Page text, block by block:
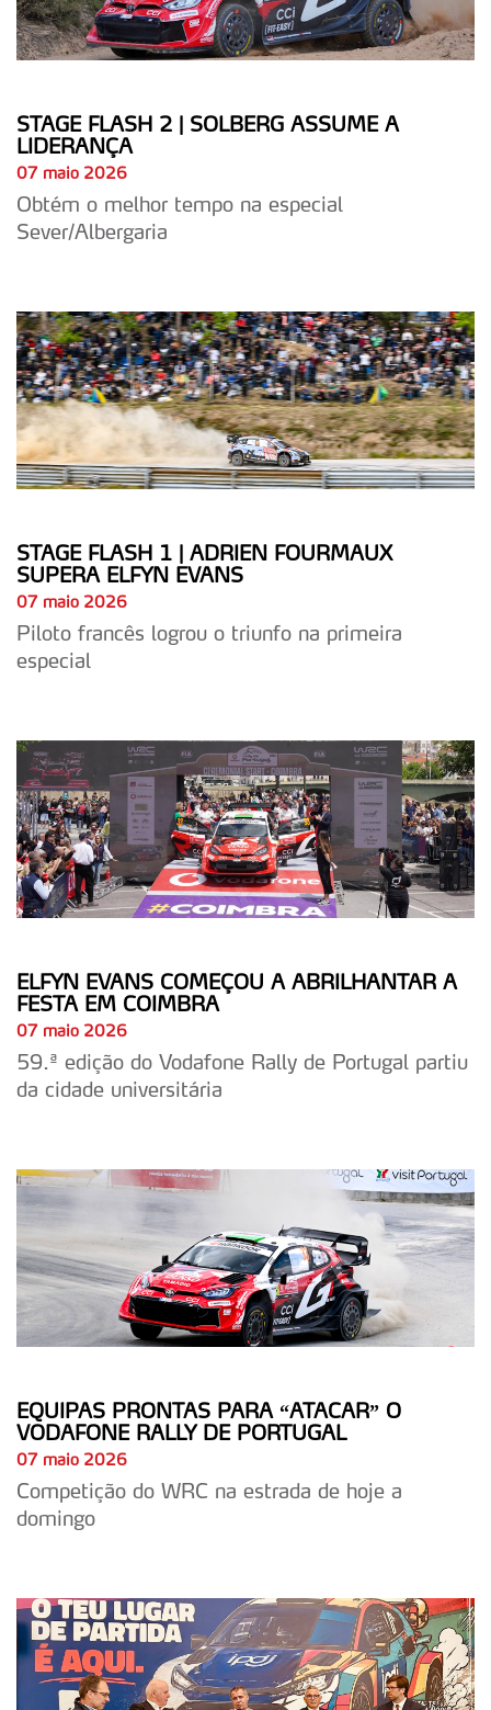
STAGE FLASH 2 | SOLBERG ASSUME A
LIDERANÇA
07 maio 2026
Obtém o melhor tempo na especial
Sever/Albergaria
STAGE FLASH 1 | ADRIEN FOURMAUX
SUPERA ELFYN EVANS
07 maio 2026
Piloto francês logrou o triunfo na primeira
especial
ELFYN EVANS COMEÇOU A ABRILHANTAR A
FESTA EM COIMBRA
07 maio 2026
59.ª edição do Vodafone Rally de Portugal partiu
da cidade universitária
EQUIPAS PRONTAS PARA “ATACAR” O
VODAFONE RALLY DE PORTUGAL
07 maio 2026
Competição do WRC na estrada de hoje a
domingo